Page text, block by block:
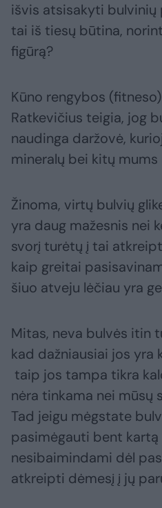
išvis atsisakyti bulvinių
tai iš tiesų būtina,
figūrą?
Kūno rengybos
Ratkevičius teigia, jog
naudinga daržovė,
mineralų bei kitų mums
Žinoma, virtų bulvių
yra daug mažesnis nei
svorį turėtų į tai
kaip greitai
šiuo atveju lėčiau yra
Mitas, neva bulvės itin
kad dažniausiai jos yra
taip jos tampa tikra
nėra tinkama nei mūsų
Tad jeigu mėgstate
pasimėgauti bent kartą
nesibaimindami dėl
atkreipti dėmesį į jų